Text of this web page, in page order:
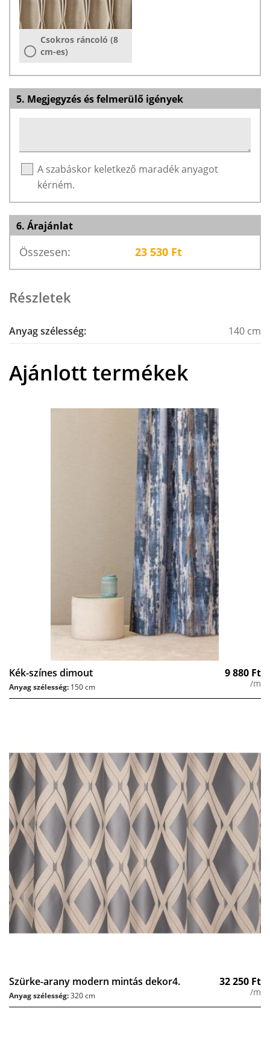
Csokros ráncoló (8
cm-es)
5. Megjegyzés és felmerülő igények
A szabáskor keletkező maradék anyagot
kérném.
6. Árajánlat
Összesen: 23 530 Ft
Részletek
Anyag szélesség: 140 cm
Ajánlott termékek
Kék-színes dimout 9 880 Ft
/m
Anyag szélesség: 150 cm
Szürke-arany modern mintás dekor4. 32 250 Ft
/m
Anyag szélesség:320 cm